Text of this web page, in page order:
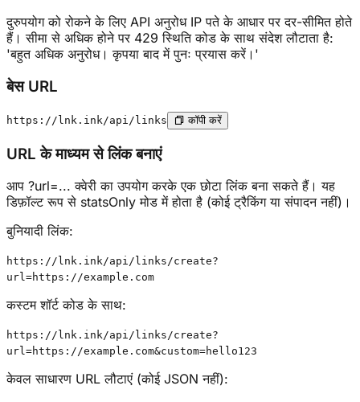
दुरुपयोग को रोकने के लिए API अनुरोध IP पते के आधार पर दर-सीमित होते
हैं। सीमा से अधिक होने पर 429 स्थिति कोड के साथ संदेश लौटाता है:
'बहुत अधिक अनुरोध। कृपया बाद में पुनः प्रयास करें।'
बेस URL
https://lnk.ink/api/links कॉपी करें
URL के माध्यम से लिंक बनाएं
आप ?url=... क्वेरी का उपयोग करके एक छोटा लिंक बना सकते हैं। यह
डिफ़ॉल्ट रूप से statsOnly मोड में होता है (कोई ट्रैकिंग या संपादन नहीं)।
बुनियादी लिंक:
https://lnk.ink/api/links/create?
url=https://example.com
कस्टम शॉर्ट कोड के साथ:
https://lnk.ink/api/links/create?
url=https://example.com&custom=hello123
केवल साधारण URL लौटाएं (कोई JSON नहीं):